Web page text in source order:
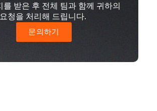
를 받은 후 전체 팀과 함께 귀하의
요청을 처리해 드립니다.
문의하기